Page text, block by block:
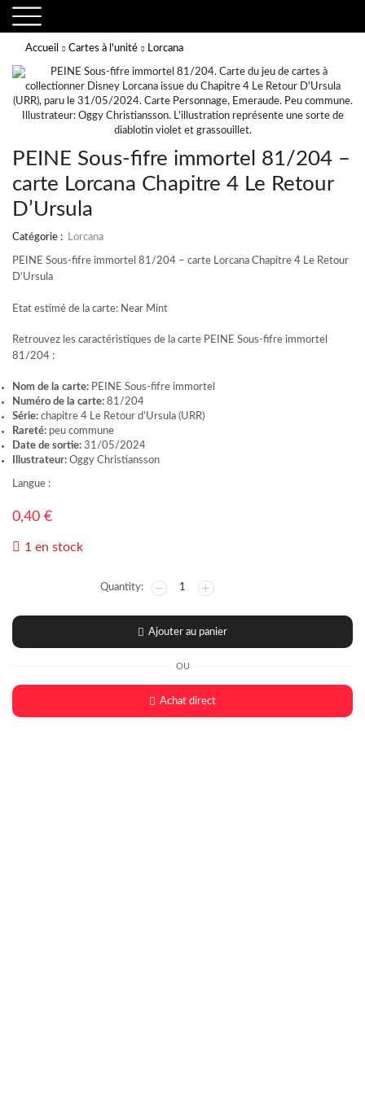
Accueil Cartes à l'unité Lorcana
PEINE Sous-fifre immortel 81/204 –
carte Lorcana Chapitre 4 Le Retour
D’Ursula
Catégorie : Lorcana
PEINE Sous-fifre immortel 81/204 – carte Lorcana Chapitre 4 Le Retour
D’Ursula
Etat estimé de la carte: Near Mint
Retrouvez les caractéristiques de la carte PEINE Sous-fifre immortel
81/204 :
Nom de la carte: PEINE Sous-fifre immortel
Numéro de la carte: 81/204
Série: chapitre 4 Le Retour d’Ursula (URR)
Rareté: peu commune
Date de sortie: 31/05/2024
Illustrateur: Oggy Christiansson
Langue :
0,40 €
1 en stock
Ajouter au panier
OU
Achat direct